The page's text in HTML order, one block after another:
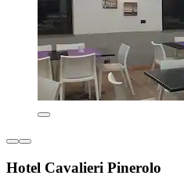
Hotel Cavalieri Pinerolo